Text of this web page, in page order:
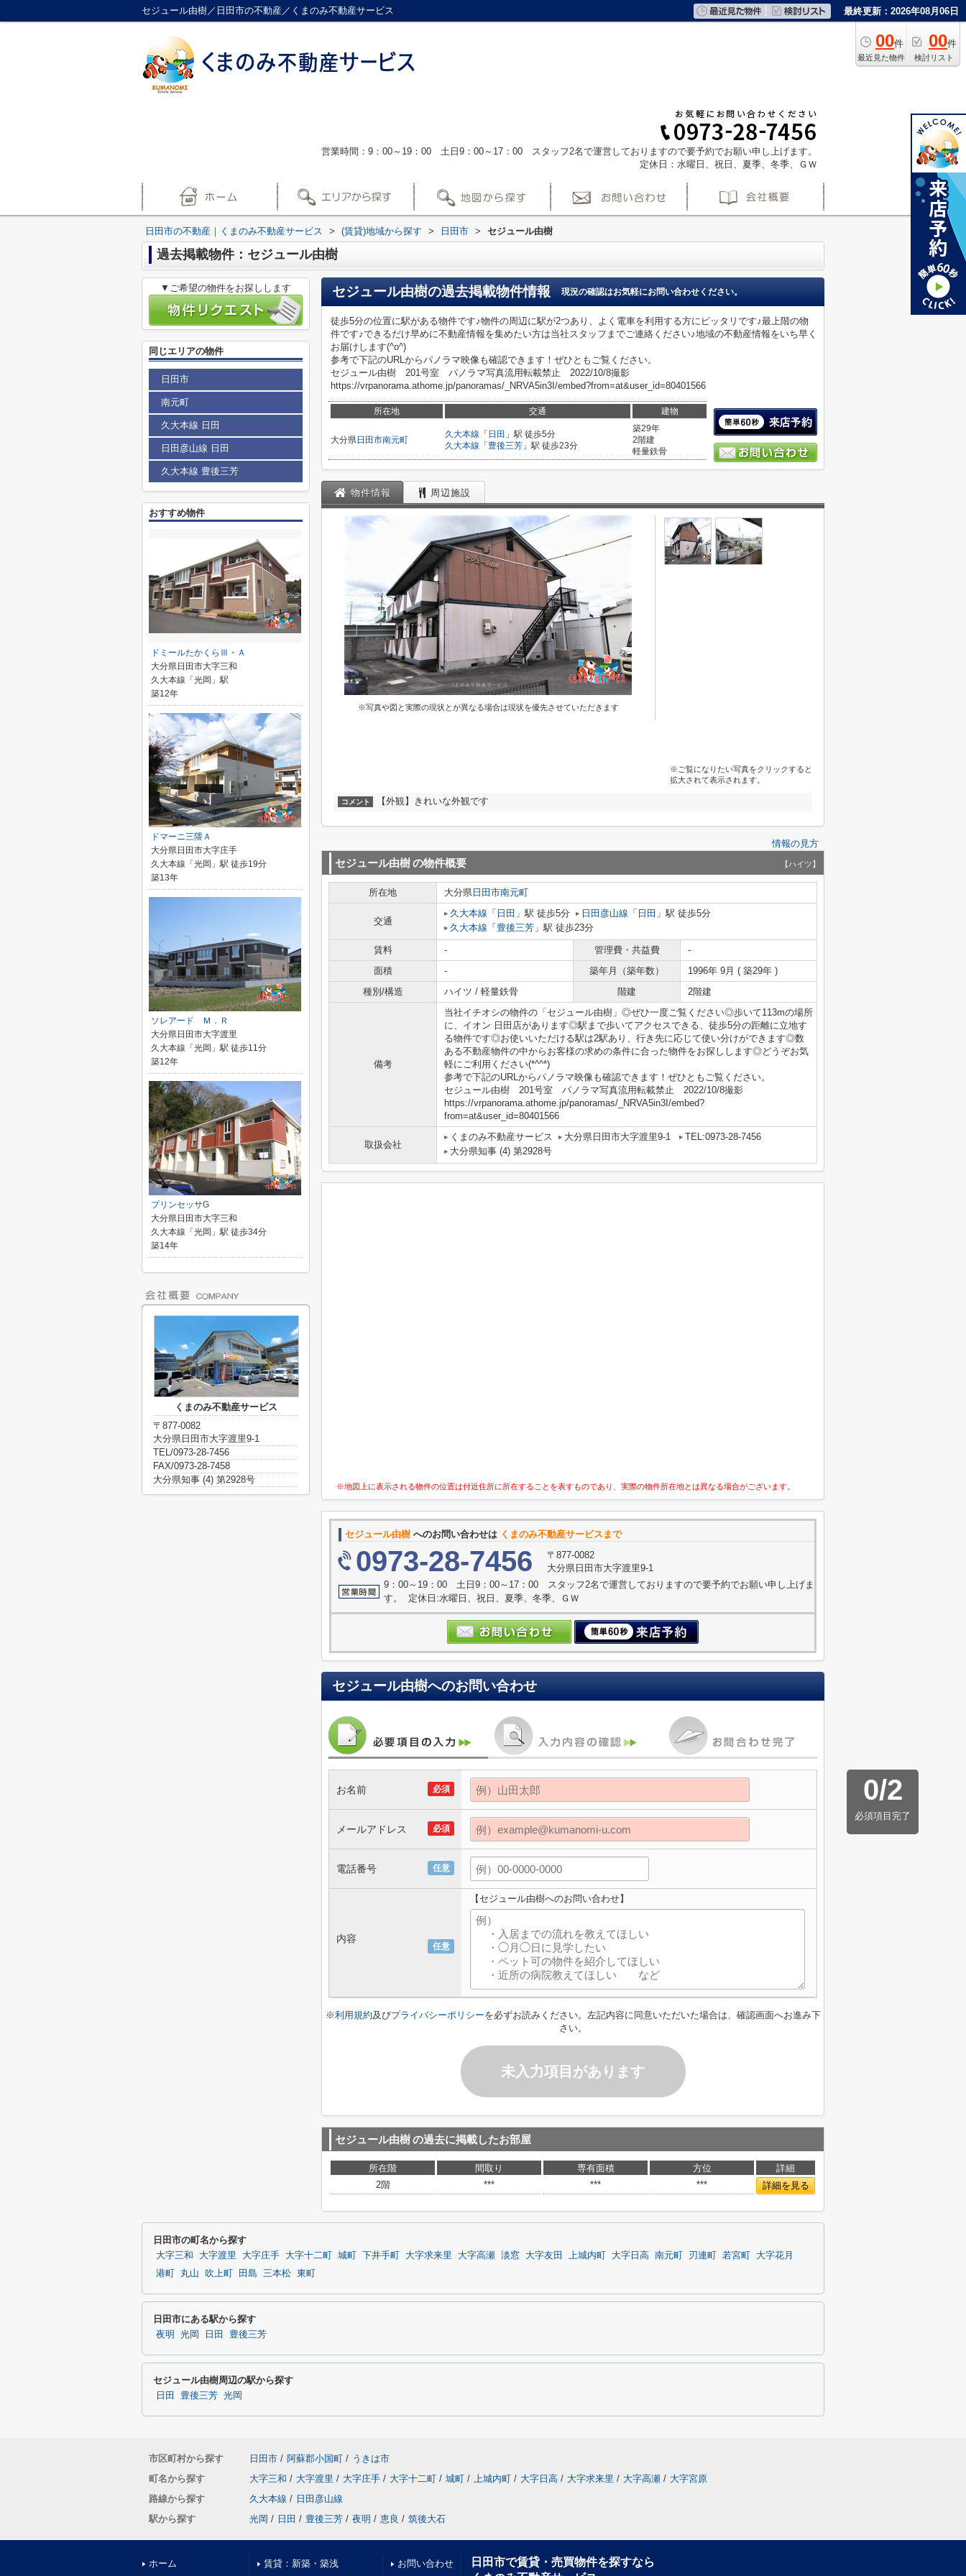
セジュール由樹／日田市の不動産／くまのみ不動産サービス 最終更新：2026年08月06日
00件
最近見た物件
00件
検討リスト
営業時間：9：00～19：00 土日9：00～17：00 スタッフ2名で運営しておりますので要予約でお願い申し上げます。
定休日：水曜日、祝日、夏季、冬季、ＧＷ
日田市の不動産｜くまのみ不動産サービス > (賃貸)地域から探す > 日田市 > セジュール由樹
過去掲載物件：セジュール由樹
セジュール由樹の過去掲載物件情報 現況の確認はお気軽にお問い合わせください。
徒歩5分の位置に駅がある物件です♪物件の周辺に駅が2つあり、よく電車を利用する方にピッタリです♪最上階の物
件です♪できるだけ早めに不動産情報を集めたい方は当社スタッフまでご連絡ください♪地域の不動産情報をいち早く
お届けします(^o^)
参考で下記のURLからパノラマ映像も確認できます！ぜひともご覧ください。
セジュール由樹 201号室 パノラマ写真流用転載禁止 2022/10/8撮影
https://vrpanorama.athome.jp/panoramas/_NRVA5in3I/embed?from=at&user_id=80401566
所在地 交通 建物
大分県日田市南元町
久大本線 「 日田 」駅 徒歩5分
久大本線 「 豊後三芳 」駅 徒歩23分
築29年
2階建
軽量鉄骨
物件情報 周辺施設
※写真や図と実際の現状とが異なる場合は現状を優先させていただきます
※ご覧になりたい写真をクリックすると
拡大されて表示されます。
コメント 【外観】きれいな外観です
情報の見方
セジュール由樹の物件概要 【ハイツ】
所在地 大分県 日田市南元町
交通
久大本線 「 日田 」駅 徒歩5分 日田彦山線 「 日田 」駅 徒歩5分
久大本線 「 豊後三芳 」駅 徒歩23分
賃料 - 管理費・共益費
-
面積
- 築年月（築年数）
1996年 9月 ( 築29年 )
種別/構造
ハイツ / 軽量鉄骨 階建 2階建
備考
当社イチオシの物件の「セジュール由樹」◎ぜひ一度ご覧ください◎歩いて113mの場所
に、イオン 日田店があります◎駅まで歩いてアクセスできる、徒歩5分の距離に立地す
る物件です◎お使いいただける駅は2駅あり、行き先に応じて使い分けができます◎数
ある不動産物件の中からお客様の求めの条件に合った物件をお探しします◎どうぞお気
軽にご利用ください(*^^*)
参考で下記のURLからパノラマ映像も確認できます！ぜひともご覧ください。
セジュール由樹 201号室 パノラマ写真流用転載禁止 2022/10/8撮影
https://vrpanorama.athome.jp/panoramas/_NRVA5in3I/embed?
from=at&user_id=80401566
取扱会社
くまのみ不動産サービス 大分県日田市大字渡里9-1
TEL:0973-28-7456
大分県知事 (4) 第2928号
※地図上に表示される物件の位置は付近住所に所在することを表すものであり、実際の物件所在地とは異なる場合がございます。
セジュール由樹 へのお問い合わせは くまのみ不動産サービスまで
0973-28-7456
〒877-0082
大分県日田市大字渡里9-1
9：00～19：00 土日9：00～17：00 スタッフ2名で運営しておりますので要予約でお願い申し上げま
す。 定休日:水曜日、祝日、夏季、冬季、ＧＷ
セジュール由樹へのお問い合わせ
0/2
必須項目完了
必須
お名前
必須
メールアドレス
任意
電話番号
任意
内容
【セジュール由樹へのお問い合わせ】
※利用規約及びプライバシーポリシーを必ずお読みください。左記内容に同意いただいた場合は、確認画面へお進み下
さい。
未入力項目があります
セジュール由樹の過去に掲載したお部屋
所在階 間取り 専有面積 方位
詳細
2階
*** *** *** 詳細を見る
▼ご希望の物件をお探しします
同じエリアの物件
日田市
南元町
久大本線 日田
日田彦山線 日田
久大本線 豊後三芳
おすすめ物件
ドミールたかくらⅢ・Ａ
大分県日田市大字三和
久大本線「光岡」駅
築12年
ドマーニ三隈Ａ
大分県日田市大字庄手
久大本線「光岡」駅 徒歩19分
築13年
ソレアード Ｍ．Ｒ
大分県日田市大字渡里
久大本線「光岡」駅 徒歩11分
築12年
プリンセッサG
大分県日田市大字三和
久大本線「光岡」駅 徒歩34分
築14年
くまのみ不動産サービス
〒877-0082
大分県日田市大字渡里9-1
TEL/0973-28-7456
FAX/0973-28-7458
大分県知事 (4) 第2928号
日田市の町名から探す
大字三和 大字渡里 大字庄手 大字十二町 城町 下井手町 大字求来里 大字高瀬 淡窓 大字友田 上城内町 大字日高 南元町 刃連町 若宮町
大字花月
港町
丸山 吹上町 田島 三本松 東町
日田市にある駅から探す
夜明 光岡 日田 豊後三芳
セジュール由樹周辺の駅から探す
日田 豊後三芳 光岡
市区町村から探す 日田市 / 阿蘇郡小国町 / うきは市
町名から探す
大字三和 / 大字渡里 / 大字庄手 / 大字十二町 / 城町 / 上城内町 / 大字日高 / 大字求来里 / 大字高瀬 / 大字宮原
路線から探す
久大本線 / 日田彦山線
駅から探す
光岡 / 日田 / 豊後三芳 / 夜明 / 恵良 / 筑後大石
ホーム 賃貸：新築・築浅 お問い合わせ
日田市で賃貸・売買物件を探すなら